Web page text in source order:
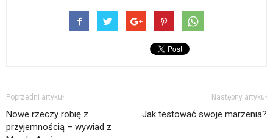
Poprzedni artykuł
Nowe rzeczy robię z
przyjemnością – wywiad z
Następny artykuł
Jak testować swoje marzenia?